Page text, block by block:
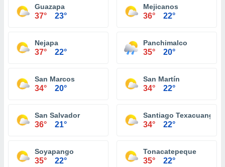
Guazapa
37° 23°
Mejicanos
36° 22°
Nejapa
37° 22°
Panchimalco
35° 20°
San Marcos
34° 20°
San Martín
34° 22°
San Salvador
36° 21°
Santiago Texacuangos
34° 22°
Soyapango
35° 22°
Tonacatepeque
35° 22°